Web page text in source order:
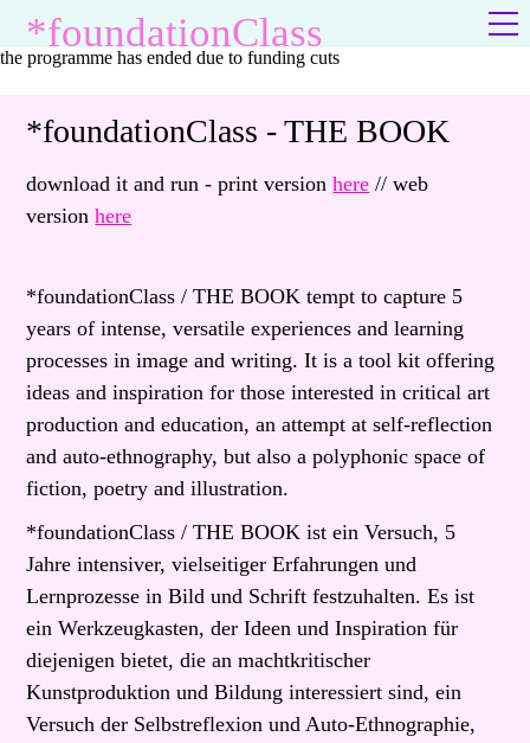
the programme has ended due to funding cuts
about
programme
the book
*fC*c documenta fifteen
*foundationClass
*foundationClass - THE BOOK
download it and run -print versionhere //web
versionhere
*foundationClass / THE BOOK tempt to capture 5
years of intense, versatile experiences and learning
processes in image and writing. It is a tool kit offering
ideas and inspiration for those interested in critical art
production and education, an attempt at self-reflection
and auto-ethnography, but also a polyphonic space of
fiction, poetry and illustration.
*foundationClass / THE BOOK ist ein Versuch, 5
Jahre intensiver, vielseitiger Erfahrungen und
Lernprozesse in Bild und Schrift festzuhalten. Es ist
ein Werkzeugkasten, der Ideen und Inspiration für
diejenigen bietet, die an machtkritischer
Kunstproduktion und Bildung interessiert sind, ein
Versuch der Selbstreflexion und Auto-Ethnographie,